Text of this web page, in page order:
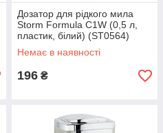
Дозатор для рідкого мила
Storm Formula C1W (0,5 л,
пластик, білий) (ST0564)
Немає в наявності
196 ₴